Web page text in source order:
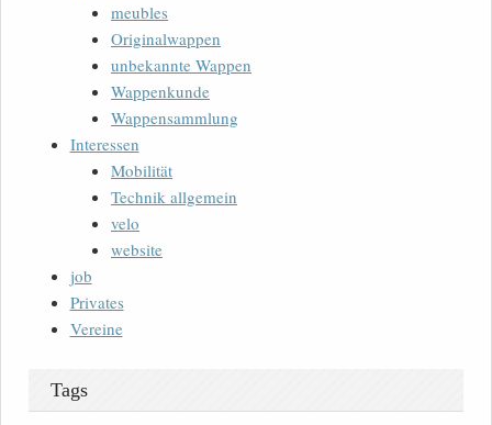
meubles
Originalwappen
unbekannte Wappen
Wappenkunde
Wappensammlung
Interessen
Mobilität
Technik allgemein
velo
website
job
Privates
Vereine
Tags